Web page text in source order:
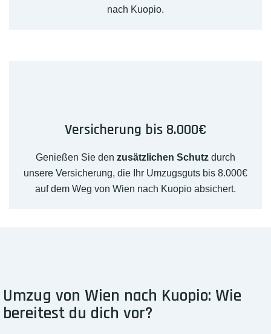
nach Kuopio.
Versicherung bis 8.000€
Genießen Sie den zusätzlichen Schutz durch
unsere Versicherung, die Ihr Umzugsguts bis 8.000€
auf dem Weg von Wien nach Kuopio absichert.
Umzug von Wien nach Kuopio: Wie
bereitest du dich vor?